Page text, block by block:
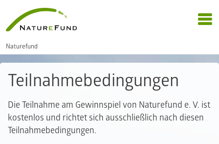
Naturefund
Teilnahmebedingungen
Die Teilnahme am Gewinnspiel von Naturefund e. V. ist
kostenlos und richtet sich ausschließlich nach diesen
Teilnahmebedingungen.